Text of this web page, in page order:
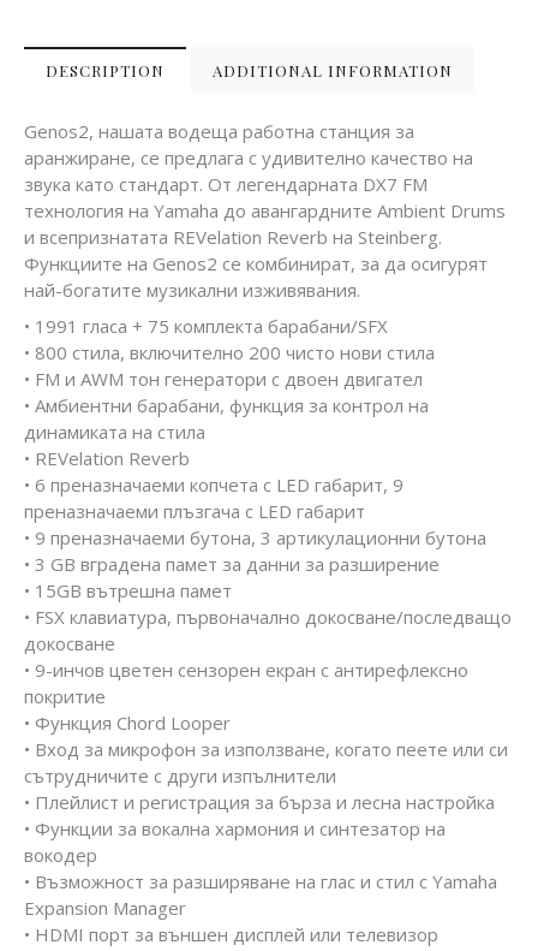
DESCRIPTION ADDITIONAL INFORMATION
Genos2, нашата водеща работна станция за
аранжиране, се предлага с удивително качество на
звука като стандарт. От легендарната DX7 FM
технология на Yamaha до авангардните Ambient Drums
и всепризнатата REVelation Reverb на Steinberg.
Функциите на Genos2 се комбинират, за да осигурят
най-богатите музикални изживявания.
• 1991 гласа + 75 комплекта барабани/SFX
• 800 стила, включително 200 чисто нови стила
• FM и AWM тон генератори с двоен двигател
• Амбиентни барабани, функция за контрол на
динамиката на стила
• REVelation Reverb
• 6 преназначаеми копчета с LED габарит, 9
преназначаеми плъзгача с LED габарит
• 9 преназначаеми бутона, 3 артикулационни бутона
• 3 GB вградена памет за данни за разширение
• 15GB вътрешна памет
• FSX клавиатура, първоначално докосване/последващо
докосване
• 9-инчов цветен сензорен екран с антирефлексно
покритие
• Функция Chord Looper
• Вход за микрофон за използване, когато пеете или си
сътрудничите с други изпълнители
• Плейлист и регистрация за бърза и лесна настройка
• Функции за вокална хармония и синтезатор на
вокодер
• Възможност за разширяване на глас и стил с Yamaha
Expansion Manager
• HDMI порт за външен дисплей или телевизор